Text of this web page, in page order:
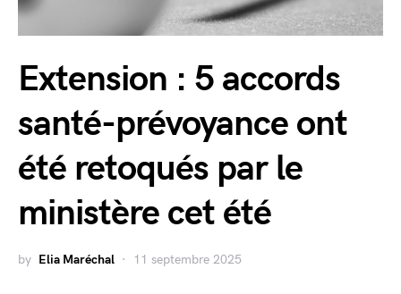
Extension : 5 accords
santé-prévoyance ont
été retoqués par le
ministère cet été
by Elia Maréchal 11 septembre 2025